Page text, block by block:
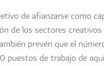
de afianzarse como
de los sectores
prevén que el
puestos de trabajo de